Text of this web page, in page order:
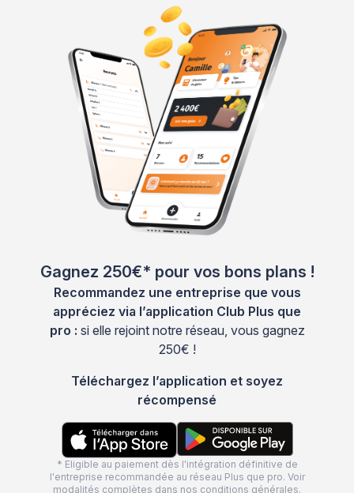
Gagnez 250€* pour vos bons plans !
Recommandez une entreprise que vous
appréciez via l’application Club Plus que
pro : si elle rejoint notre réseau, vous gagnez
250€ !
Téléchargez l’application et soyez
récompensé
* Eligible au paiement dès l'intégration définitive de
l'entreprise recommandée au réseau Plus que pro. Voir
modalités complètes dans nos conditions générales.